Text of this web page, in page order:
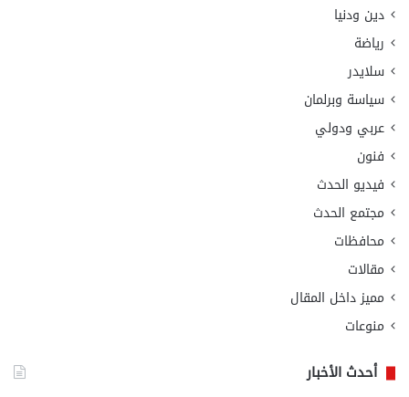
دين ودنيا
رياضة
سلايدر
سياسة وبرلمان
عربي ودولي
فنون
فيديو الحدث
مجتمع الحدث
محافظات
مقالات
مميز داخل المقال
منوعات
أحدث الأخبار